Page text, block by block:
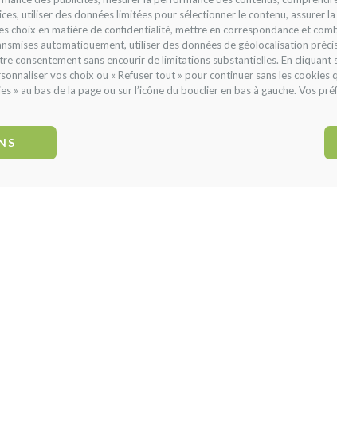
utiliser des données limitées pour sélectionner le contenu,
choix en matière de confidentialité, mettre en correspondance et
automatiquement, utiliser des données de géolocalisation
consentement sans encourir de limitations substantielles. En cliquant
vos choix ou « Refuser tout » pour continuer sans les
» au bas de la page ou sur l’icône du bouclier en bas à gauche. Vos